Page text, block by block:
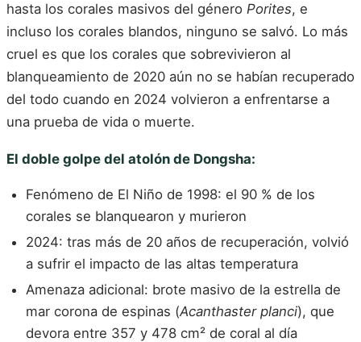
hasta los corales masivos del género Porites, e
incluso los corales blandos, ninguno se salvó. Lo más
cruel es que los corales que sobrevivieron al
blanqueamiento de 2020 aún no se habían recuperado
del todo cuando en 2024 volvieron a enfrentarse a
una prueba de vida o muerte.
El doble golpe del atolón de Dongsha:
Fenómeno de El Niño de 1998: el 90 % de los
corales se blanquearon y murieron
2024: tras más de 20 años de recuperación, volvió
a sufrir el impacto de las altas temperatura
Amenaza adicional: brote masivo de la estrella de
mar corona de espinas (Acanthaster planci), que
devora entre 357 y 478 cm² de coral al día